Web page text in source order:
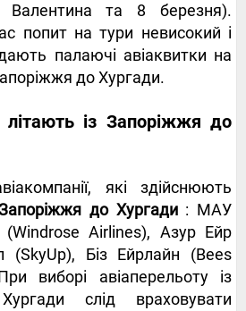
Валентина та 8 березня).
попит на тури невисокий і
палаючі авіаквитки на
до Хургади.
літають із Запоріжжя до
які здійснюють
до Хургади: МАУ
(Windrose Airlines), Азур Ейр
(SkyUp), Біз Ейрлайн (Bees
виборі авіаперельоту із
слід враховувати